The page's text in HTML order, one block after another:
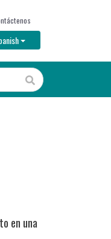
Toggle Dropdown
en una